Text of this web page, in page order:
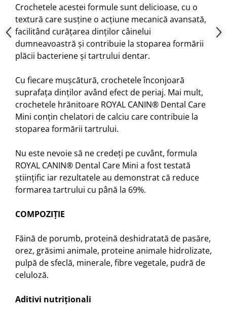
Crochetele acestei formule sunt delicioase, cu o
textură care susține o acțiune mecanică avansată,
facilitând curățarea dinților câinelui
dumneavoastră și contribuie la stoparea formării
plăcii bacteriene și tartrului dentar.
Cu fiecare mușcătură, crochetele înconjoară
suprafața dinților având efect de periaj. Mai mult,
crochetele hrănitoare ROYAL CANIN® Dental Care
Mini conțin chelatori de calciu care contribuie la
stoparea formării tartrului.
Nu este nevoie să ne credeți pe cuvânt, formula
ROYAL CANIN® Dental Care Mini a fost testată
științific iar rezultatele au demonstrat că reduce
formarea tartrului cu până la 69%.
COMPOZIȚIE
Făină de porumb, proteină deshidratată de pasăre,
orez, grăsimi animale, proteine animale hidrolizate,
pulpă de sfeclă, minerale, fibre vegetale, pudră de
celuloză.
Aditivi nutriționali